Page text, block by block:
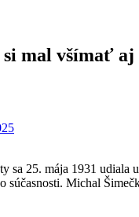
mal všímať aj
sa 25. mája 1931 udiala
súčasnosti. Michal